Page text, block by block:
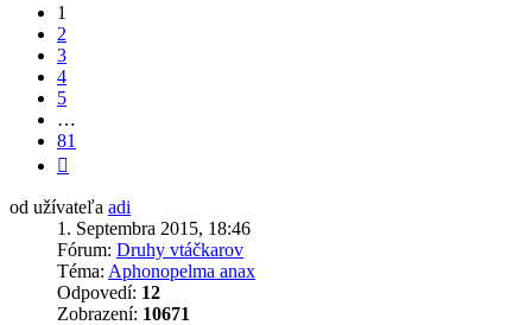
1
2
3
4
5
…
81
od užívateľa adi
1. Septembra 2015, 18:46
Fórum: Druhy vtáčkarov
Téma: Aphonopelma anax
Odpovedí: 12
Zobrazení: 10671